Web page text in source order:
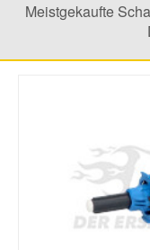
Meistgekaufte
Mitsubishi
Nissan
Seat Ersatzteile
Skoda